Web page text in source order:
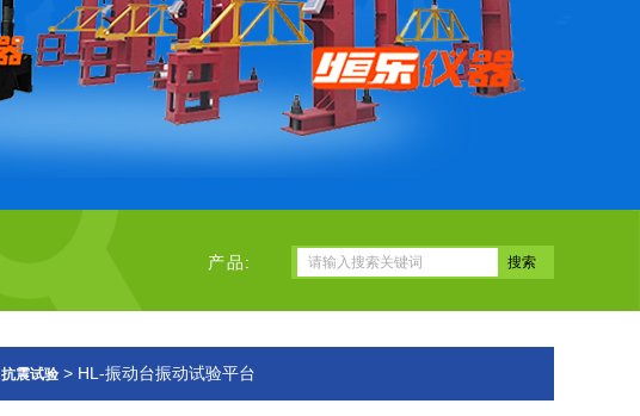
产品:
抗震试验 > HL-振动台振动试验平台